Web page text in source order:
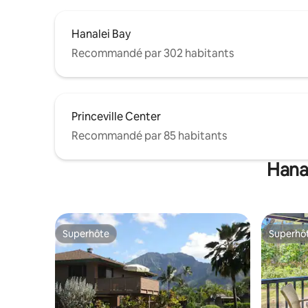
Hanalei Bay
Recommandé par 302 habitants
Princeville Center
Recommandé par 85 habitants
Superhôte
Superhôte